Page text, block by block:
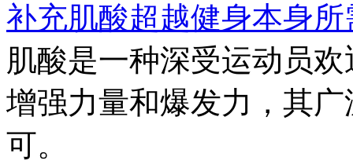
补充肌酸超越健身本身
肌酸是一种深受运动员
增强力量和爆发力，其
可。